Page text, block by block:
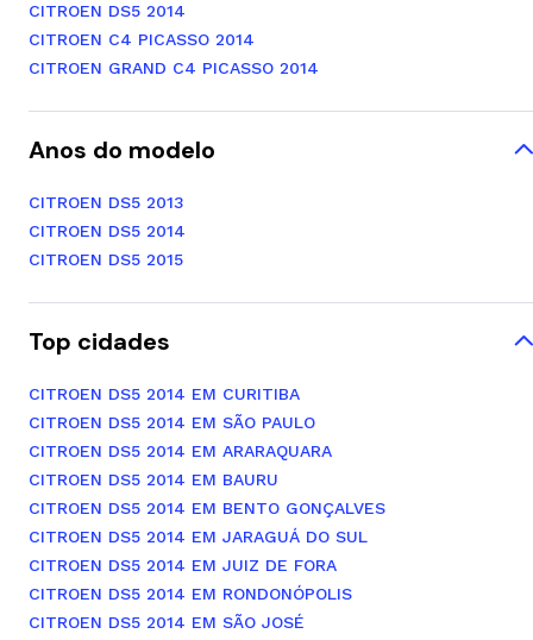
CITROEN DS5 2014
CITROEN C4 PICASSO 2014
CITROEN GRAND C4 PICASSO 2014
Anos do modelo
CITROEN DS5 2013
CITROEN DS5 2014
CITROEN DS5 2015
Top cidades
CITROEN DS5 2014 EM CURITIBA
CITROEN DS5 2014 EM SÃO PAULO
CITROEN DS5 2014 EM ARARAQUARA
CITROEN DS5 2014 EM BAURU
CITROEN DS5 2014 EM BENTO GONÇALVES
CITROEN DS5 2014 EM JARAGUÁ DO SUL
CITROEN DS5 2014 EM JUIZ DE FORA
CITROEN DS5 2014 EM RONDONÓPOLIS
CITROEN DS5 2014 EM SÃO JOSÉ